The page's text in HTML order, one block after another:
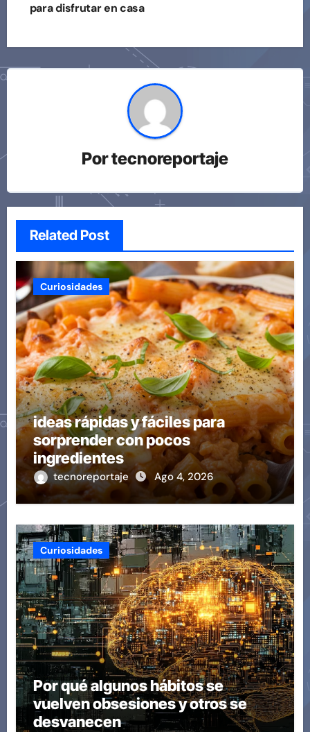
entradas
para disfrutar en casa
Portecnoreportaje
Related Post
Curiosidades
ideas rápidas y fáciles para
sorprender con pocos
ingredientes
tecnoreportaje Ago 4, 2026
Curiosidades
Por qué algunos hábitos se
vuelven obsesiones y otros se
desvanecen